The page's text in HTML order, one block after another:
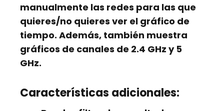
manualmente las redes para las que
quieres/no quieres ver el gráfico de
tiempo. Además, también muestra
gráficos de canales de 2.4 GHz y 5
GHz.
Características adicionales: